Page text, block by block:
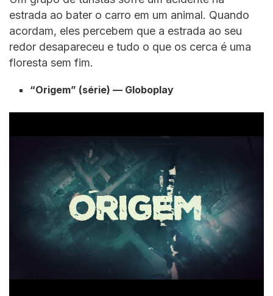
estrada ao bater o carro em um animal. Quando
acordam, eles percebem que a estrada ao seu
redor desapareceu e tudo o que os cerca é uma
floresta sem fim.
“Origem” (série) — Globoplay